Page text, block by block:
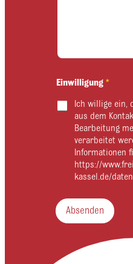
e
s
u
n
Einwilligung *
Ich willige ein,
aus dem
Bearbeitung
verarbeitet
Informationen
https://
kassel.de/
Absenden